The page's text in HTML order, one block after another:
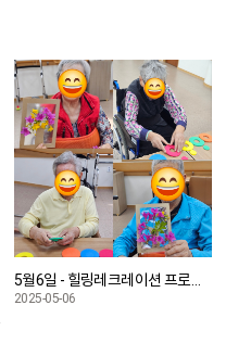
2025-05-06